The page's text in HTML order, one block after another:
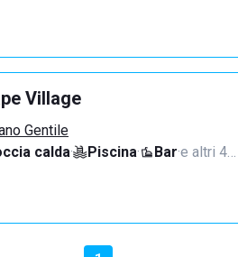
Village
Gentile
calda· Piscina· Bar·e altri 4…